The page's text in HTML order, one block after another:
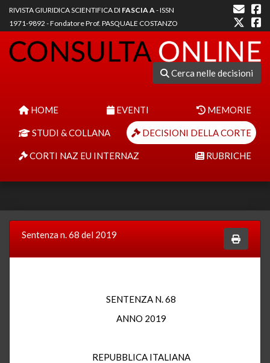
RIVISTA GIURIDICA SCIENTIFICA DI FASCIA A- ISSN
1971-9892 - Fondatore Prof. PASQUALE COSTANZO
Cerca nelle decisioni
HOME EVENTI MEMORIE
STUDI & COLLANA DECISIONI DELLA CORTE
CORTI NAZ EU INTERNAZ RUBRICHE
Sentenza n. 68 del 2019
SENTENZA N. 68
ANNO 2019
REPUBBLICA ITALIANA